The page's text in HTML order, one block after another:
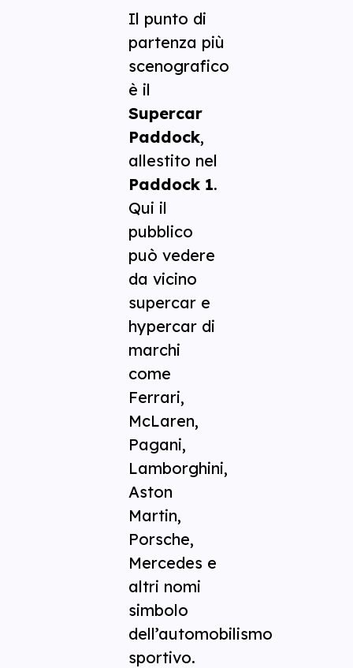
Il punto di
partenza più
scenografico
è il
Supercar
Paddock,
allestito nel
Paddock 1.
Qui il
pubblico
può vedere
da vicino
supercar e
hypercar di
marchi
come
Ferrari,
McLaren,
Pagani,
Lamborghini,
Aston
Martin,
Porsche,
Mercedes e
altri nomi
simbolo
dell’automobilismo
sportivo.